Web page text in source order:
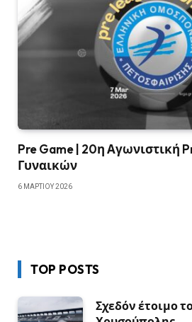
Pre Game | 20η Αγωνιστική
Γυναικών
6 ΜΑΡΤΊΟΥ 2026
TOP POSTS
Σχεδόν έτοιμο